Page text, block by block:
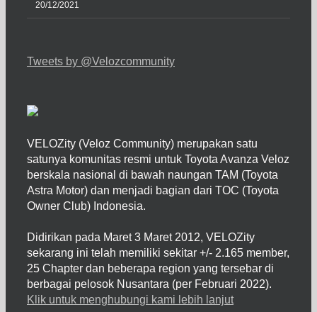
20/12/2021
Tweets by @Velozcommunity
VELOZity (Veloz Community) merupakan satu
satunya komunitas resmi untuk Toyota Avanza Veloz
berskala nasional di bawah naungan TAM (Toyota
Astra Motor) dan menjadi bagian dari TOC (Toyota
Owner Club) Indonesia.
Didirikan pada Maret 3 Maret 2012, VELOZity
sekarang ini telah memiliki sekitar +/- 2.165 member,
25 Chapter dan beberapa region yang tersebar di
berbagai pelosok Nusantara (per Februari 2022).
Klik untuk menghubungi kami lebih lanjut